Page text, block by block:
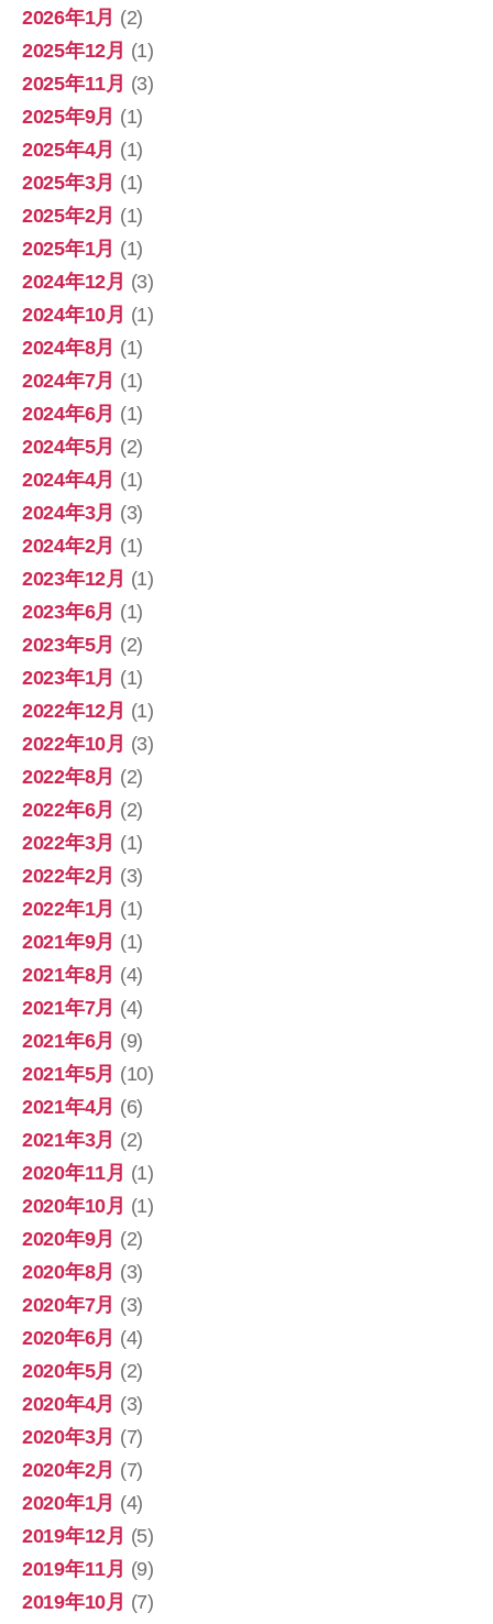
2026年1月 (2)
2025年12月 (1)
2025年11月 (3)
2025年9月 (1)
2025年4月 (1)
2025年3月 (1)
2025年2月 (1)
2025年1月 (1)
2024年12月 (3)
2024年10月 (1)
2024年8月 (1)
2024年7月 (1)
2024年6月 (1)
2024年5月 (2)
2024年4月 (1)
2024年3月 (3)
2024年2月 (1)
2023年12月 (1)
2023年6月 (1)
2023年5月 (2)
2023年1月 (1)
2022年12月 (1)
2022年10月 (3)
2022年8月 (2)
2022年6月 (2)
2022年3月 (1)
2022年2月 (3)
2022年1月 (1)
2021年9月 (1)
2021年8月 (4)
2021年7月 (4)
2021年6月 (9)
2021年5月 (10)
2021年4月 (6)
2021年3月 (2)
2020年11月 (1)
2020年10月 (1)
2020年9月 (2)
2020年8月 (3)
2020年7月 (3)
2020年6月 (4)
2020年5月 (2)
2020年4月 (3)
2020年3月 (7)
2020年2月 (7)
2020年1月 (4)
2019年12月 (5)
2019年11月 (9)
2019年10月 (7)